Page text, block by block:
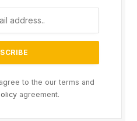
to the our terms and
agreement.